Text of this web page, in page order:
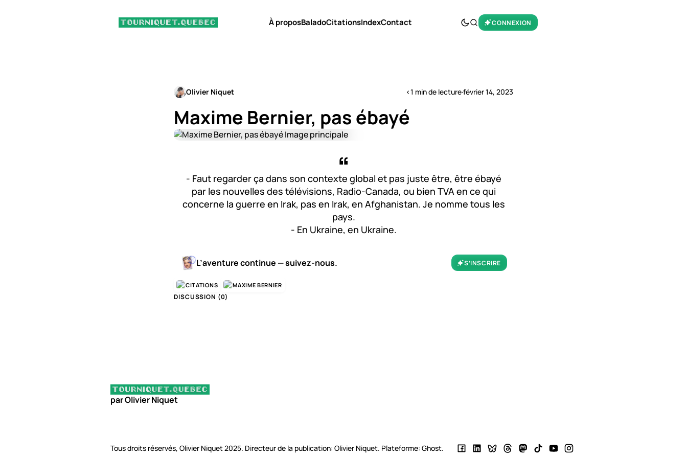
À proposBaladoCitationsIndexContact CONNEXION
Olivier Niquet <1 min de lecture·février 14, 2023
Maxime Bernier, pas ébayé
- Faut regarder ça dans son contexte global et pas juste être, être ébayé
par les nouvelles des télévisions, Radio-Canada, ou bien TVA en ce qui
concerne la guerre en Irak, pas en Irak, en Afghanistan. Je nomme tous les
pays.
- En Ukraine, en Ukraine.
L’aventure continue — suivez-nous. S’INSCRIRE
CITATIONS MAXIME BERNIER
DISCUSSION (0)
par Olivier Niquet
Tous droits réservés, Olivier Niquet 2025. Directeur de la publication: Olivier Niquet. Plateforme: Ghost.